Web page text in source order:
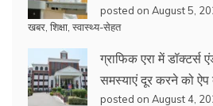
posted on August 5,
खबर शिक्षा स्वास्थ्य-सेहत
ग्राफिक एरा में डॉक्टर्स
समस्याएं दूर करने को ऐप
posted on August 4,